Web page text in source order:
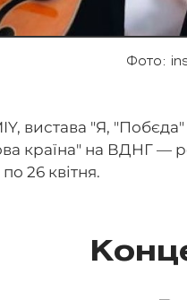
Фото:
вистава "Я,
країна" на ВДНГ —
26 квітня.